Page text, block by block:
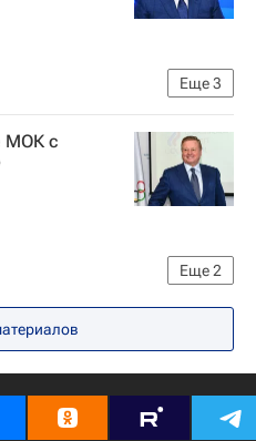
Еще3
комитет (МОК)
(ОКР)
МОК с
Еще2
комитет (МОК)